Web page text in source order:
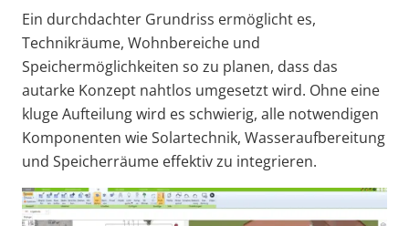
Ein durchdachter Grundriss ermöglicht es,
Technikräume, Wohnbereiche und
Speichermöglichkeiten so zu planen, dass das
autarke Konzept nahtlos umgesetzt wird. Ohne eine
kluge Aufteilung wird es schwierig, alle notwendigen
Komponenten wie Solartechnik, Wasseraufbereitung
und Speicherräume effektiv zu integrieren.